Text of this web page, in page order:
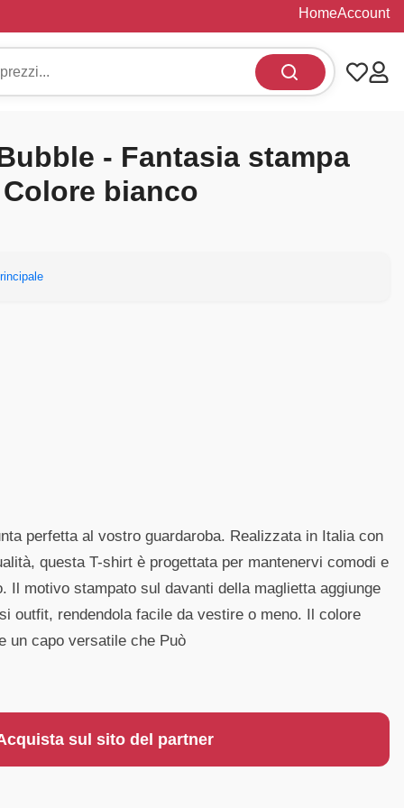
HomeAccount
- Fantasia stampa
bianco
perfetta al vostro guardaroba. Realizzata in Italia con
questa T-shirt è progettata per mantenervi comodi e
Il motivo stampato sul davanti della maglietta aggiunge
outfit, rendendola facile da vestire o meno. Il colore
un capo versatile che Può
sul sito del partner